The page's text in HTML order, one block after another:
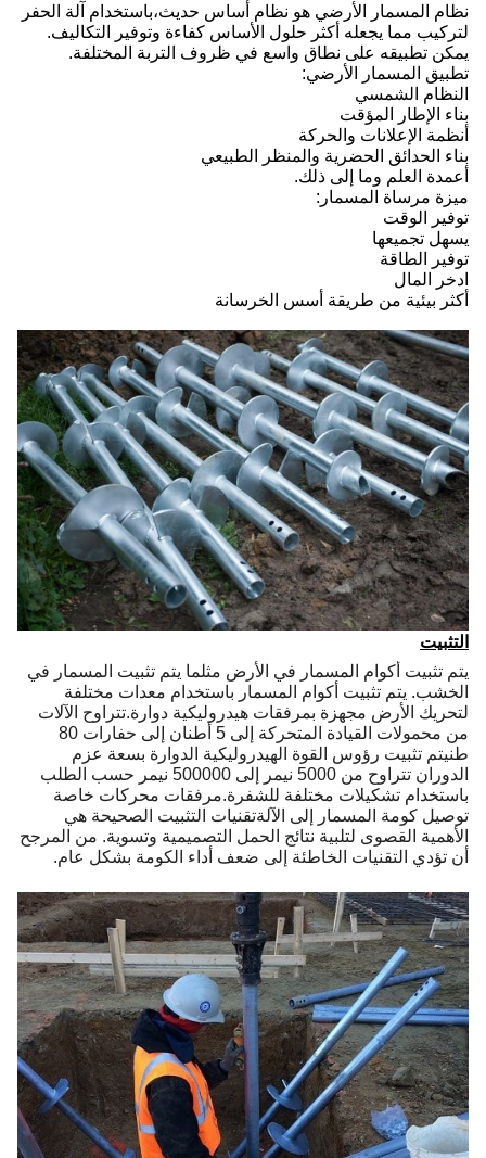
نظام المسمار الأرضي هو نظام أساس حديث،باستخدام آلة الحفر
لتركيب مما يجعله أكثر حلول الأساس كفاءة وتوفير التكاليف.
يمكن تطبيقه على نطاق واسع في ظروف التربة المختلفة.
تطبيق المسمار الأرضي:
النظام الشمسي
بناء الإطار المؤقت
أنظمة الإعلانات والحركة
بناء الحدائق الحضرية والمنظر الطبيعي
أعمدة العلم وما إلى ذلك.
ميزة مرساة المسمار:
توفير الوقت
يسهل تجميعها
توفير الطاقة
ادخر المال
أكثر بيئية من طريقة أسس الخرسانة
التثبيت
يتم تثبيت أكوام المسمار في الأرض مثلما يتم تثبيت المسمار في
الخشب. يتم تثبيت أكوام المسمار باستخدام معدات مختلفة
لتحريك الأرض مجهزة بمرفقات هيدروليكية دوارة.تتراوح الآلات
من محمولات القيادة المتحركة إلى 5 أطنان إلى حفارات 80
طنيتم تثبيت رؤوس القوة الهيدروليكية الدوارة بسعة عزم
الدوران تتراوح من 5000 نيمر إلى 500000 نيمر حسب الطلب
باستخدام تشكيلات مختلفة للشفرة.مرفقات محركات خاصة
توصيل كومة المسمار إلى الآلةتقنيات التثبيت الصحيحة هي
الأهمية القصوى لتلبية نتائج الحمل التصميمية وتسوية. من المرجح
أن تؤدي التقنيات الخاطئة إلى ضعف أداء الكومة بشكل عام.